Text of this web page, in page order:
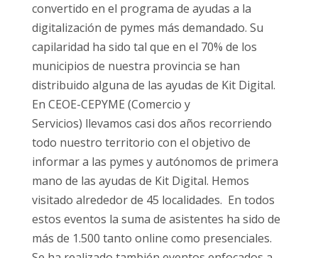
convertido en el programa de ayudas a la
digitalización de pymes más demandado. Su
capilaridad ha sido tal que en el 70% de los
municipios de nuestra provincia se han
distribuido alguna de las ayudas de Kit Digital.
En CEOE-CEPYME (Comercio y
Servicios) llevamos casi dos años recorriendo
todo nuestro territorio con el objetivo de
informar a las pymes y autónomos de primera
mano de las ayudas de Kit Digital. Hemos
visitado alrededor de 45 localidades. En todos
estos eventos la suma de asistentes ha sido de
más de 1.500 tanto online como presenciales.